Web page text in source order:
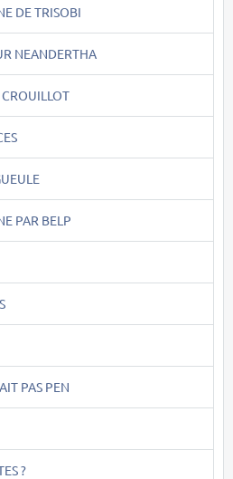
DE TRISOBI
NEANDERTHA
PAR BELP
PAS PEN
?